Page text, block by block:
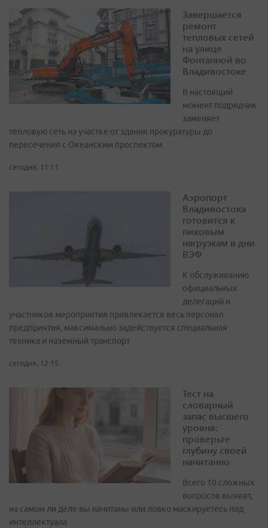
Завершается
ремонт
тепловых сетей
на улице
Фонтанной во
Владивостоке
В настоящий
момент подрядчик
заменяет
тепловую сеть на участке от здания прокуратуры до
пересечения с Океанским проспектом
сегодня, 11:11
Аэропорт
Владивостока
готовится к
пиковым
нагрузкам в дни
ВЭФ
К обслуживанию
официальных
делегаций и
участников мероприятия привлекается весь персонал
предприятия, максимально задействуется специальная
техника и наземный транспорт
сегодня, 12:15
Тест на
словарный
запас высшего
уровня:
проверьте
глубину своей
начитанно
Всего 10 сложных
вопросов выявят,
на самом ли деле вы начитаны или ловко маскируетесь под
интеллектуала